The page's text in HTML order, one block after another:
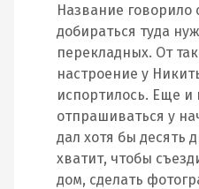
Название говорило
добираться туда
перекладных. От
настроение у
испортилось. Еще и
отпрашиваться у
дал хотя бы десять
хватит, чтобы
дом, сделать